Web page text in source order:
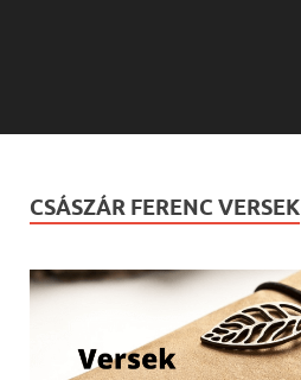
CSÁSZÁR FERENC VERSEK